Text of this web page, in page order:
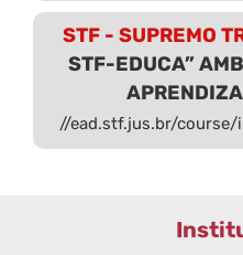
STF - SUPREMO
STF-EDUCA”
//ead.stf.jus.br/course/